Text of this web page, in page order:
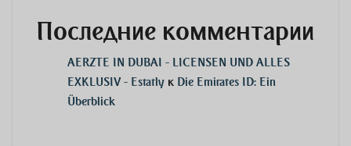
Последние комментарии
AERZTE IN DUBAI - LICENSEN UND ALLES
EXKLUSIV - Estatly к Die Emirates ID: Ein
Überblick